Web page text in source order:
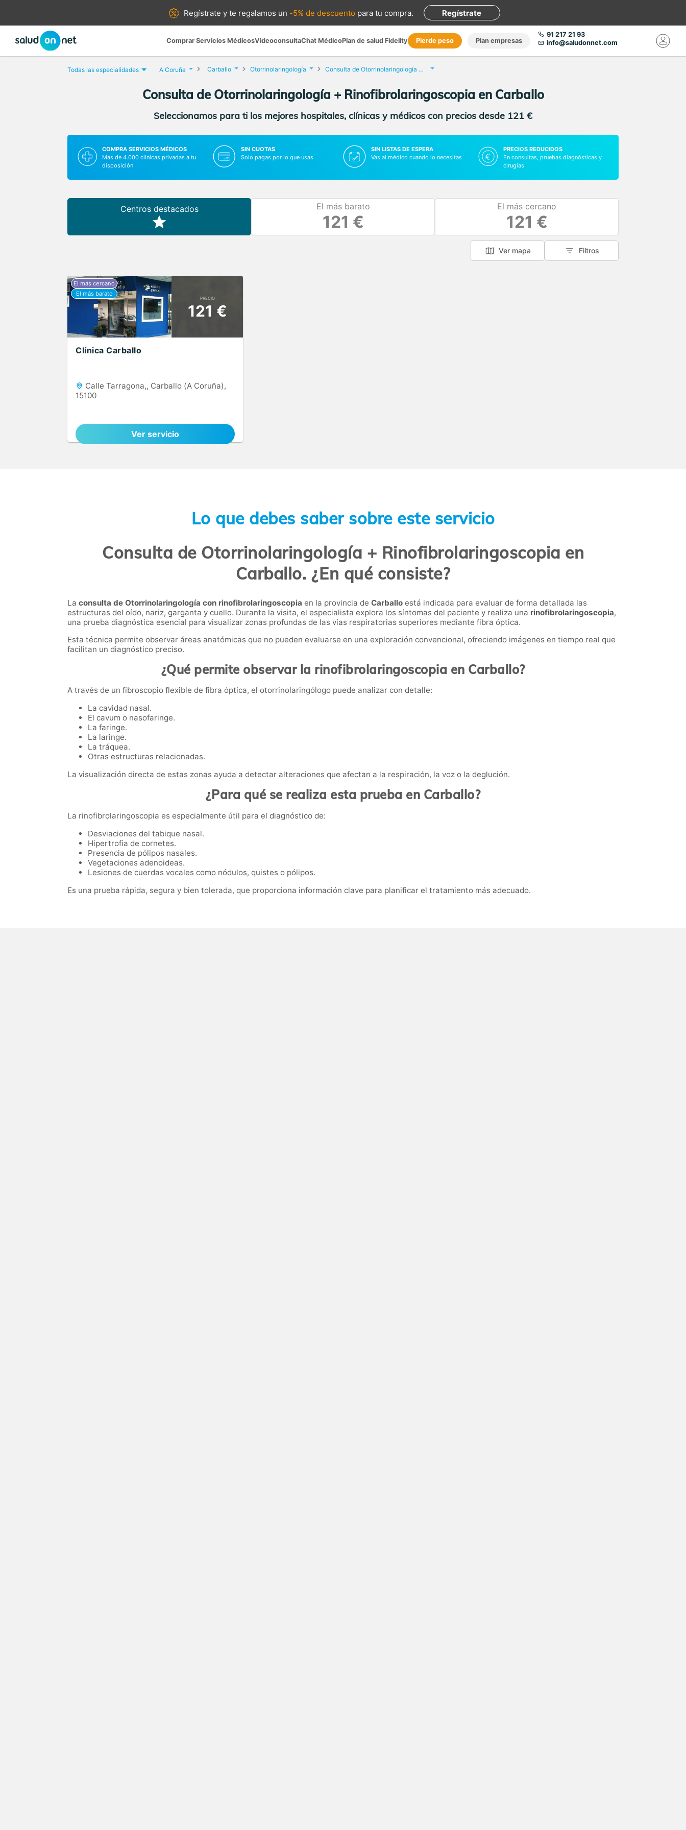
Regístrate yte regalamos un -5% de descuento para tu compra. Regístrate
Comprar Servicios MédicosVideoconsultaChat MédicoPlan de salud Fidelity Pierde peso Plan empresas
91 217 21 93
info@saludonnet.com
Todas las especialidades A Coruña Carballo Otorrinolaringología Consulta de Otorrinolaringología + Rinofibrolaringoscopia
Consulta de Otorrinolaringología + Rinofibrolaringoscopia en Carballo
Seleccionamos para ti los mejores hospitales, clínicas y médicos con precios desde 121 €
COMPRA SERVICIOS MÉDICOS
Más de 4.000 clínicas privadas a tu
disposición
SIN CUOTAS
Solo pagas por lo que usas
SIN LISTAS DE ESPERA
Vas al médico cuando lo necesitas
PRECIOS REDUCIDOS
En consultas, pruebas diagnósticas y
cirugías
Centros destacados El más barato
121 €
El más cercano
121 €
Ver mapa Filtros
PRECIO
121 €
Clínica Carballo
Calle Tarragona,, Carballo (A Coruña),
15100
Ver servicio
Lo que debes saber sobre este servicio
Consulta de Otorrinolaringología + Rinofibrolaringoscopia en
Carballo. ¿En qué consiste?
La consulta de Otorrinolaringología con rinofibrolaringoscopia en la provincia de Carballo está indicada para evaluar de forma detallada las
estructuras del oído, nariz, garganta y cuello. Durante la visita, el especialista explora los síntomas del paciente y realiza una rinofibrolaringoscopia,
una prueba diagnóstica esencial para visualizar zonas profundas de las vías respiratorias superiores mediante fibra óptica.
Esta técnica permite observar áreas anatómicas que no pueden evaluarse en una exploración convencional, ofreciendo imágenes en tiempo real que
facilitan un diagnóstico preciso.
¿Qué permite observar la rinofibrolaringoscopia en Carballo?
A través de un fibroscopio flexible de fibra óptica, el otorrinolaringólogo puede analizar con detalle:
La cavidad nasal.
El cavum o nasofaringe.
La faringe.
La laringe.
La tráquea.
Otras estructuras relacionadas.
La visualización directa de estas zonas ayuda a detectar alteraciones que afectan a la respiración, la voz o la deglución.
¿Para qué se realiza esta prueba en Carballo?
La rinofibrolaringoscopia es especialmente útil para el diagnóstico de:
Desviaciones del tabique nasal.
Hipertrofia de cornetes.
Presencia de pólipos nasales.
Vegetaciones adenoideas.
Lesiones de cuerdas vocales como nódulos, quistes o pólipos.
Es una prueba rápida, segura y bien tolerada, que proporciona información clave para planificar el tratamiento más adecuado.